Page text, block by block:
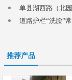
单县湖西路（北
道路护栏“洗脸”
推荐产品